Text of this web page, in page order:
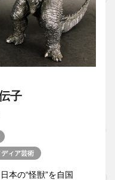
子
ィア芸術
本の“怪獣”を自国